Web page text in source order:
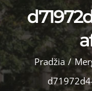
Pradžia /